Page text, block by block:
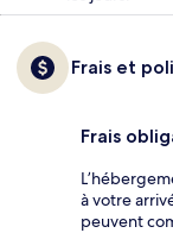
Frais et
Frais
à votre
peuvent